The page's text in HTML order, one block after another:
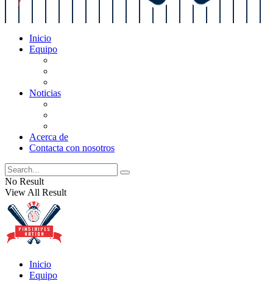
Inicio
Equipo
Noticias
Acerca de
Contacta con nosotros
No Result
View All Result
Inicio
Equipo